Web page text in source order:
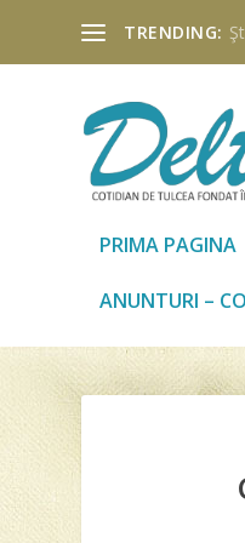
TRENDING:
PRIMA PAGINA
ANUNTURI –